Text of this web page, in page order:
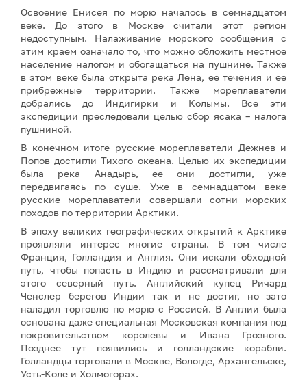
Освоение Енисея по морю началось в семнадцатом
веке. До этого в Москве считали этот регион
недоступным. Налаживание морского сообщения с
этим краем означало то, что можно обложить местное
население налогом и обогащаться на пушнине. Также
в этом веке была открыта река Лена, ее течения и ее
прибрежные территории. Также мореплаватели
добрались до Индигирки и Колымы. Все эти
экспедиции преследовали целью сбор ясака – налога
пушниной.
В конечном итоге русские мореплаватели Дежнев и
Попов достигли Тихого океана. Целью их экспедиции
была река Анадырь, ее они достигли, уже
передвигаясь по суше. Уже в семнадцатом веке
русские мореплаватели совершали сотни морских
походов по территории Арктики.
В эпоху великих географических открытий к Арктике
проявляли интерес многие страны. В том числе
Франция, Голландия и Англия. Они искали обходной
путь, чтобы попасть в Индию и рассматривали для
этого северный путь. Английский купец Ричард
Ченслер берегов Индии так и не достиг, но зато
наладил торговлю по морю с Россией. В Англии была
основана даже специальная Московская компания под
покровительством королевы и Ивана Грозного.
Позднее тут появились и голландские корабли.
Голландцы торговали в Москве, Вологде, Архангельске,
Усть-Коле и Холмогорах.